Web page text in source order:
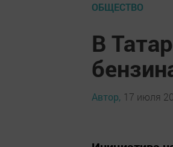
ОБЩЕСТВО
В
Автор, 17 июля